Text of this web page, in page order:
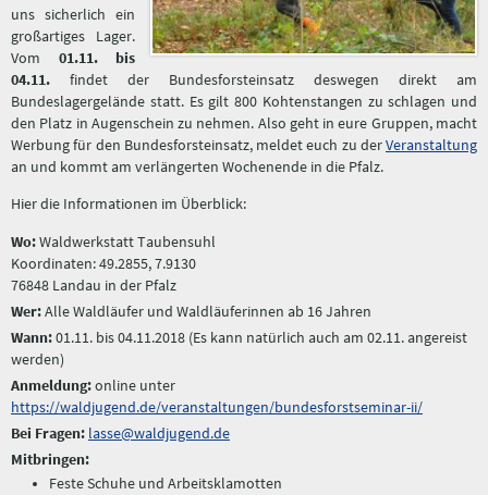
uns sicherlich ein
großartiges Lager.
Vom 01.11. bis
04.11. findet der Bundesforsteinsatz deswegen direkt am
Bundeslagergelände statt. Es gilt 800 Kohtenstangen zu schlagen und
den Platz in Augenschein zu nehmen. Also geht in eure Gruppen, macht
Werbung für den Bundesforsteinsatz, meldet euch zu derVeranstaltung
an und kommt am verlängerten Wochenende in die Pfalz.
Hier die Informationen im Überblick:
Wo:Waldwerkstatt Taubensuhl
Koordinaten: 49.2855, 7.9130
76848 Landau in der Pfalz
Wer:Alle Waldläufer und Waldläuferinnen ab 16 Jahren
Wann:01.11. bis 04.11.2018 (Es kann natürlich auch am 02.11. angereist
werden)
Anmeldung:online unter
https://waldjugend.de/veranstaltungen/bundesforstseminar-ii/
Bei Fragen: lasse@waldjugend.de
Mitbringen:
Feste Schuhe und Arbeitsklamotten